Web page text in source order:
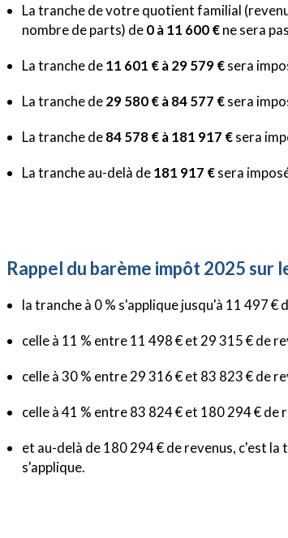
La tranche de votre quotient familial
nombre de parts) de0 à 11 600 €ne sera
La tranche de11 601 € à 29 579 €sera
La tranche de29 580 € à 84 577 €sera
La tranche de84 578 € à 181 917 €sera
La tranche au-delà de181 917 €sera
Rappel du barème impôt 2025 sur
la tranche à 0 % s'applique jusqu'à 11 497 €
celle à 11 % entre 11 498 € et 29 315 € de
celle à 30 % entre 29 316 € et 83 823 € de
celle à 41 % entre 83 824 € et 180 294 € de
et au-delà de 180 294 € de revenus, c'est la
s'applique.